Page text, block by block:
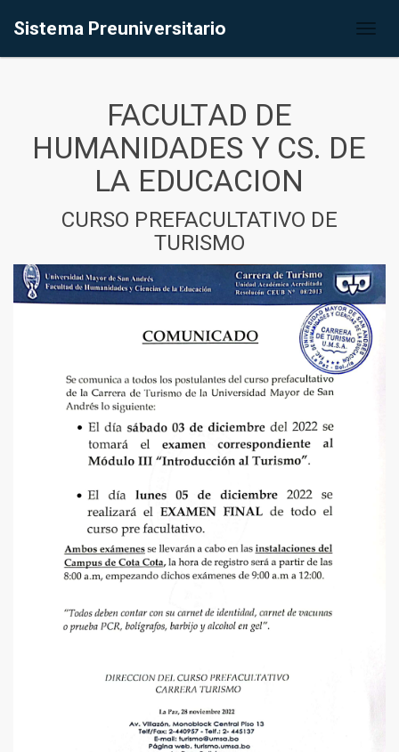
Sistema Preuniversitario
FACULTAD DE
HUMANIDADES Y CS. DE
LA EDUCACION
CURSO PREFACULTATIVO DE
TURISMO